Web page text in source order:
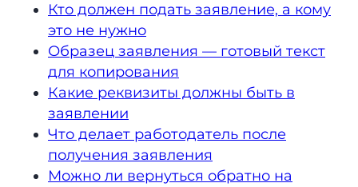
Кто должен подать заявление, а кому
это не нужно
Образец заявления — готовый текст
для копирования
Какие реквизиты должны быть в
заявлении
Что делает работодатель после
получения заявления
Можно ли вернуться обратно на